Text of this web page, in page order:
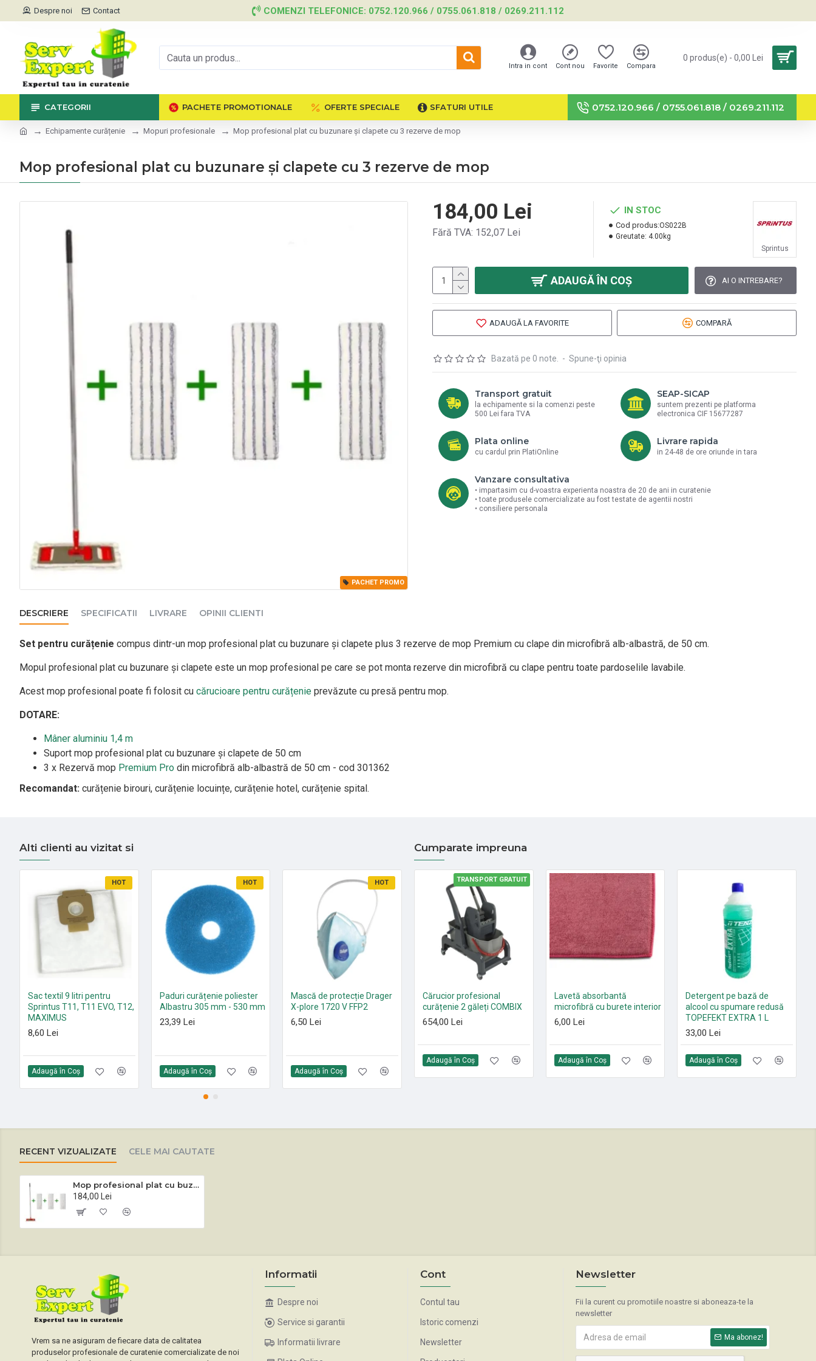
Despre noi Contact COMENZI TELEFONICE: 0752.120.966 / 0755.061.818 / 0269.211.112
Intra in cont Cont nou Favorite Compara
0 produs(e) - 0,00 Lei
CATEGORII PACHETE PROMOTIONALE OFERTE SPECIALE SFATURI UTILE 0752.120.966 / 0755.061.818 / 0269.211.112
Echipamente curățenie Mopuri profesionale Mop profesional plat cu buzunare și clapete cu 3 rezerve de mop
Mop profesional plat cu buzunare și clapete cu 3 rezerve de mop
PACHET PROMO
Bazată pe 0 note. - Spune-ţi opinia
184,00 Lei
Fără TVA: 152,07 Lei
IN STOC
Cod produs:OS022B
Greutate: 4.00kg
Sprintus
ADAUGĂ ÎN COŞ AI O INTREBARE?
ADAUGĂ LA FAVORITE COMPARĂ
Transport gratuit
la echipamente si la comenzi peste
500 Lei fara TVA
SEAP-SICAP
suntem prezenti pe platforma
electronica CIF 15677287
Plata online
cu cardul prin PlatiOnline
Livrare rapida
in 24-48 de ore oriunde in tara
Vanzare consultativa
• impartasim cu d-voastra experienta noastra de 20 de ani in curatenie
• toate produsele comercializate au fost testate de agentii nostri
• consiliere personala
DESCRIERE SPECIFICATII LIVRARE OPINII CLIENTI
Set pentru curățenie compus dintr-un mop profesional plat cu buzunare și clapete plus 3 rezerve de mop Premium cu clape din microfibră alb-albastră, de 50 cm.
Mopul profesional plat cu buzunare și clapete este un mop profesional pe care se pot monta rezerve din microfibră cu clape pentru toate pardoselile lavabile.
Acest mop profesional poate fi folosit cu cărucioare pentru curățenie prevăzute cu presă pentru mop.
DOTARE:
Mâner aluminiu 1,4 m
Suport mop profesional plat cu buzunare și clapete de 50 cm
3 x Rezervă mop Premium Pro din microfibră alb-albastră de 50 cm - cod 301362
Recomandat: curățenie birouri, curățenie locuințe, curățenie hotel, curățenie spital.
Alti clienti au vizitat si
HOT
Sac textil 9 litri pentru
Sprintus T11, T11 EVO, T12,
MAXIMUS
8,60 Lei
Adaugă în Coş
HOT
Paduri curățenie poliester
Albastru 305 mm - 530 mm
23,39 Lei
Adaugă în Coş
HOT
Mască de protecție Drager
X-plore 1720 V FFP2
6,50 Lei
Adaugă în Coş
HOT
Paduri curățenie poliester
Roșu 305 mm - 530 mm
21,35 Lei
HOT
Set 10 saci textili 9 L
HEPA13 Sprintus FLOORY,
T11 EVO, MAXIMUS HEPA,
ERA EVO, ERA TEC
105,00 Lei
Cumparate impreuna
TRANSPORT GRATUIT
Cărucior profesional
curățenie 2 găleți COMBIX
654,00 Lei
Adaugă în Coş
Lavetă absorbantă
microfibră cu burete interior
6,00 Lei
Adaugă în Coş
Detergent pe bază de
alcool cu spumare redusă
TOPEFEKT EXTRA 1 L
33,00 Lei
Adaugă în Coş
RECENT VIZUALIZATE CELE MAI CAUTATE
Mop profesional plat cu buzunare și clapete cu 3 rezerve de mop
184,00 Lei
Vrem sa ne asiguram de fiecare data de calitatea
produselor profesionale de curatenie comercializate de noi
Informatii
Despre noi
Service si garantii
Informatii livrare
Cont
Contul tau
Istoric comenzi
Newsletter
Newsletter
Fii la curent cu promotiile noastre si aboneaza-te la
newsletter
Ma abonez!